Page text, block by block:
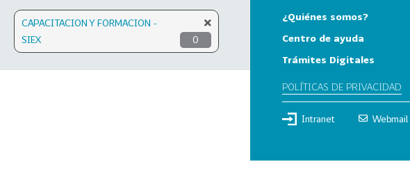
CAPACITACION Y FORMACION -
SIEX
0
¿Quiénes somos?
Centro de ayuda
Trámites Digitales
POLÍTICAS DE PRIVACIDAD
Intranet Webmail